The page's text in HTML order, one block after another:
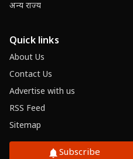
अन्य राज्य
Quick links
About Us
Contact Us
Advertise with us
RSS Feed
Sitemap
Subscribe